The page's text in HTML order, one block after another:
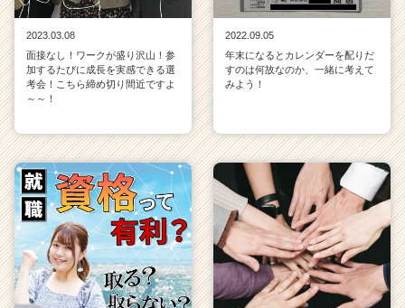
2023.03.08
面接なし！ワークが盛り沢山！参
加するたびに成長を実感できる選
考会！こちら締め切り間近ですよ
～～！
2022.09.05
年末になるとカレンダーを配りだ
すのは何故なのか、一緒に考えて
みよう！